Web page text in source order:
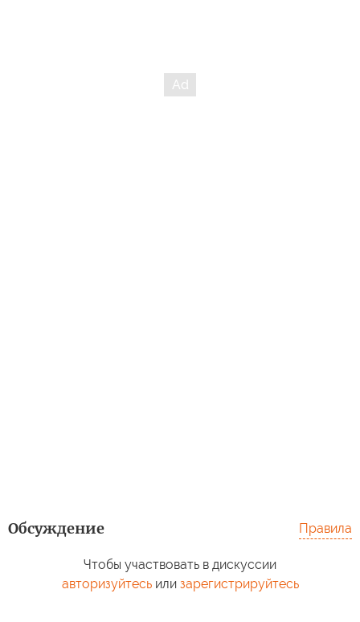
Обсуждение Правила
Чтобы участвовать в дискуссии
авторизуйтесьили зарегистрируйтесь